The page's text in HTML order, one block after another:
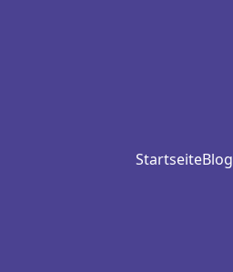
StartseiteBlog